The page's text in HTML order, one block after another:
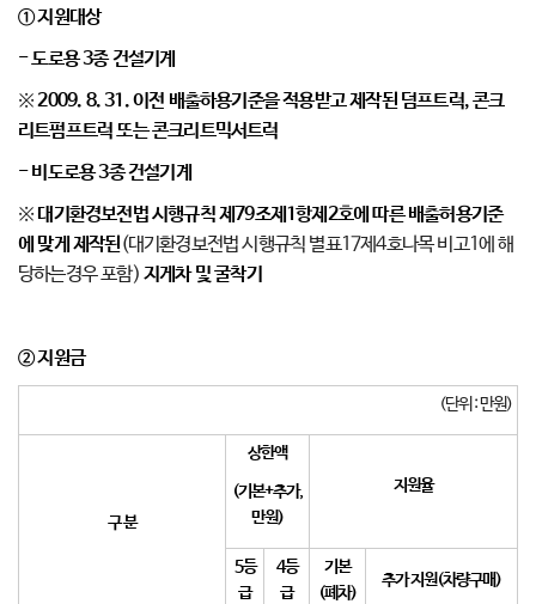
①지원대상
-도로용3종 건설기계
※2009. 8. 31.이전 배출하용기준을 적용받고 제작된 덤프트럭,콘크
리트펌프트럭 또는 콘크리트믹서트럭
-비도로용3종 건설기계
※ 대기환경보전법 시행규칙 제79조제 1항제 2호에 따른 배출허용기준
에 맞게 제작된(대기환경보전법 시행규칙 별표17제4호나목 비고1에 해
당하는경우 포함) 지게차 및 굴착기
②지원금
(단위 : 만원)
구 분
상한액
(기본+추가,
만원)
지원율
5등
급
4등
급
기본
(폐차)
추가 지원(차량구매)